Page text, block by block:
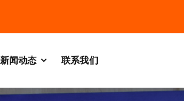
新闻动态 联系我们